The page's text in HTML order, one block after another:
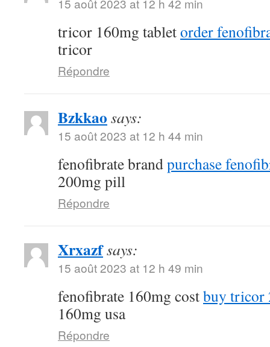
15 août 2023 at 12 h 42 min
tricor 160mg tabletorder
tricor
Répondre
Bzkkao says:
15 août 2023 at 12 h 44 min
fenofibrate brandpurchase
200mg pill
Répondre
Xrxazfsays:
15 août 2023 at 12 h 49 min
fenofibrate 160mg costbuy tricor
160mg usa
Répondre